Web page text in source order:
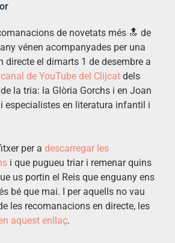
de novetats més 🔝 de
vénen acompanyades per una
directe el dimarts 1 de desembre a
canal de YouTube del Clijcat dels
la tria: la Glòria Gorchs i en Joan
especialistes en literatura infantil i
per a descarregar les
i que pugueu triar i remenar quins
us portin el Reis que enguany ens
bé que mai. I per aquells no vau
les recomanacions en directe, les
aquest enllaç.